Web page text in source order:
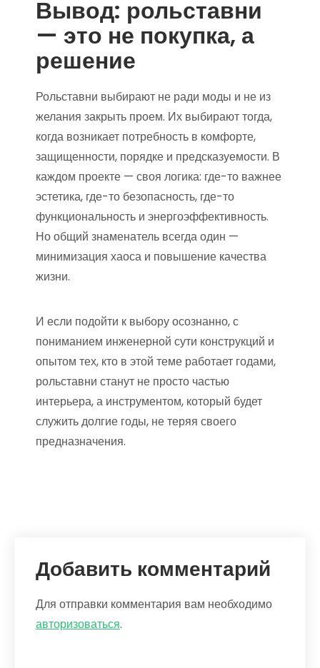
Вывод: рольставни
— это не покупка, а
решение
Рольставни выбирают не ради моды и не из
желания закрыть проем. Их выбирают тогда,
когда возникает потребность в комфорте,
защищенности, порядке и предсказуемости. В
каждом проекте — своя логика: где-то важнее
эстетика, где-то безопасность, где-то
функциональность и энергоэффективность.
Но общий знаменатель всегда один —
минимизация хаоса и повышение качества
жизни.
И если подойти к выбору осознанно, с
пониманием инженерной сути конструкций и
опытом тех, кто в этой теме работает годами,
рольставни станут не просто частью
интерьера, а инструментом, который будет
служить долгие годы, не теряя своего
предназначения.
Добавить комментарий
Для отправки комментария вам необходимо
авторизоваться.